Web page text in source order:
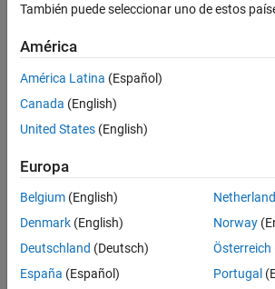
Physical Modeling
Real-Time Simulation and Testing
Workflows
Reporting and Database Access
Systems Engineering
Code Generation
Verification, Validation, and Test
Cloud Capabilities
Sort by:
Text Filter: SimBiology Release Notes
También puede seleccionar uno de estos
América
América Latina (Español)
Canada (English)
United States (English)
Europa
Belgium (English)
Denmark (English)
Deutschland (Deutsch)
España (Español)
Norway
Österreich
Portugal
Centro de confianza
Marcas comerciales
Política de privacidad
Antipiratería
Información de contacto